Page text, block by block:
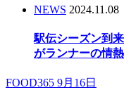
NEWS 2024.11.08
駅伝シーズン到
がランナーの情
FOOD365 9月16日